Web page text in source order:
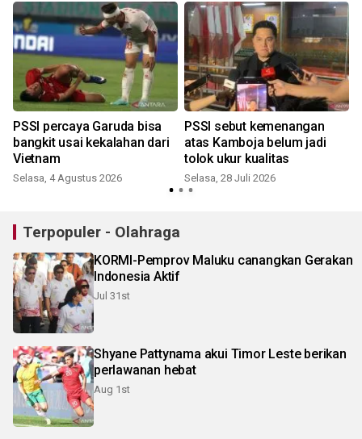
PSSI percaya Garuda bisa
bangkit usai kekalahan dari
Vietnam
Selasa, 4 Agustus 2026
PSSI sebut kemenangan
atas Kamboja belum jadi
tolok ukur kualitas
Selasa, 28 Juli 2026
Terpopuler - Olahraga
KORMI-Pemprov Maluku canangkan Gerakan
Indonesia Aktif
Jul 31st
Shyane Pattynama akui Timor Leste berikan
perlawanan hebat
Aug 1st